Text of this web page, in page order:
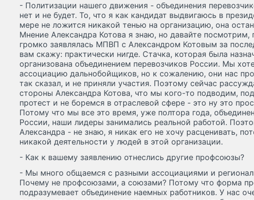
- Политизации нашего движения - объединения
нет и не будет. То, что я как кандидат выдвигаюсь в
мере не ложится никакой тенью на организацию, она
Мнение Александра Котова я знаю, но давайте
громко заявлялась МПВП с Александром Котовым за
вам скажу: практически нигде. Стачка, которая была
организована объединением перевозчиков России. Мы
ассоциацию дальнобойщиков, но к сожалению, они нас
так сказал, и не приняли участия. Поэтому сейчас
стороны Александра Котова, что мы кого-то подводим,
протест и не боремся в отраслевой сфере - это ну это
Потому что мы все это время, уже полтора года,
России, наши лидеры занимались реальной работой.
Александра - не знаю, я никак его не хочу расценивать,
никакой деятельности у людей в этой организации.
- Как к вашему заявлению отнеслись другие профсоюзы?
- Мы много общаемся с разными ассоциациями и
Почему не профсоюзами, а союзами? Потому что форма
подразумевает объединение наемных работников. У нас